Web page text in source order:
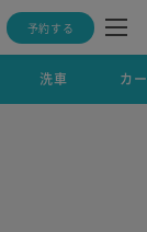
予約する
洗車 カ